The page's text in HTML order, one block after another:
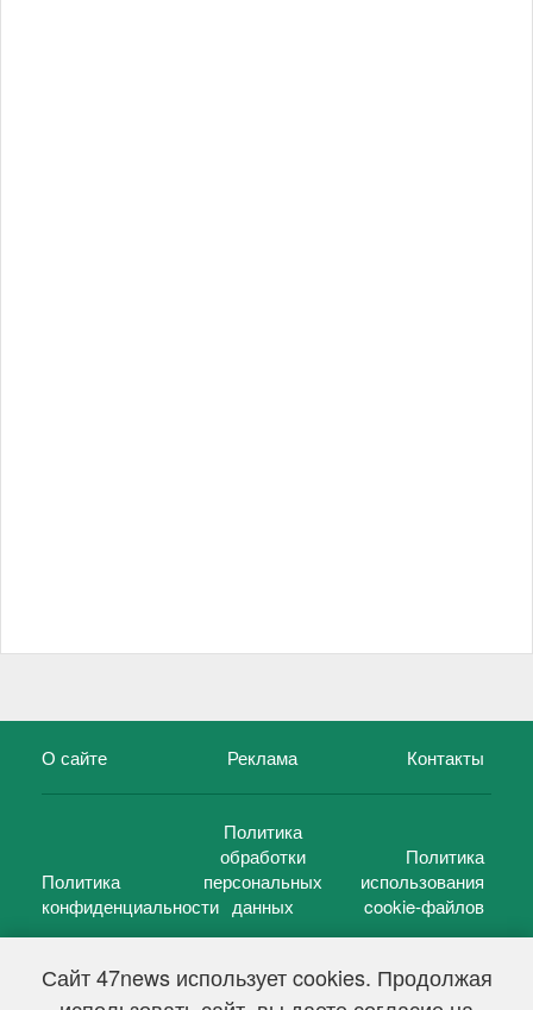
Сайт 47news использует cookies. Продолжая
О сайте Реклама Контакты
Политика
конфиденциальности
Политика
обработки
персональных
данных
Политика
использования
cookie-файлов